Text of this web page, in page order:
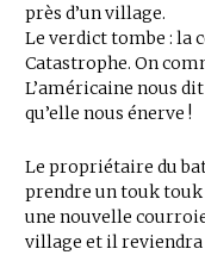
près d’un village.
Le verdict tombe : la
Catastrophe. On
L’américaine nous
qu’elle nous énerve !
Le propriétaire du
prendre un touk
une nouvelle
village et il